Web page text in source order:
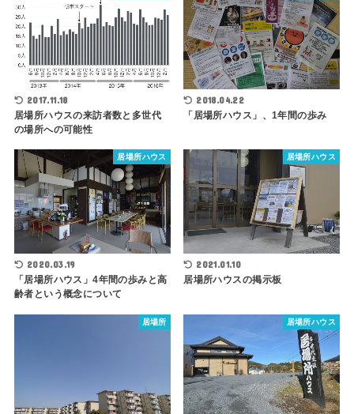
2017.11.18
居場所ハウスの来訪者数と多世代
の場所への可能性
2018.04.22
「居場所ハウス」、1年間の歩み
居場所ハウス
2020.03.19
「居場所ハウス」4年間の歩みと高
齢者という概念について
居場所ハウス
2021.01.10
居場所ハウスの掲示板
居場所 居場所ハウス